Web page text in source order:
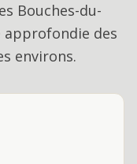
Bouches-du-
approfondie des
environs.